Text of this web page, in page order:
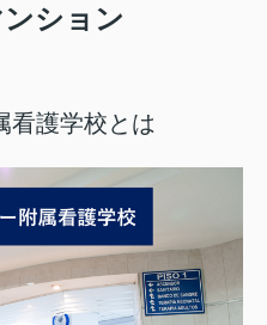
ション
看護学校とは